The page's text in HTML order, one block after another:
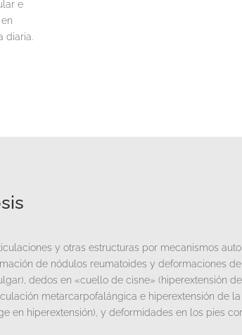
e
diaria.
y otras estructuras por mecanismos
de nódulos reumatoides y deformaciones
dedos en «cuello de cisne» (hiperextensión
metarcarpofalángica e hiperextensión de la
en hiperextensión), y deformidades en los pies